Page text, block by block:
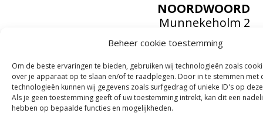
Beheer cookie toestemming
Om de beste ervaringen te bieden, gebruiken wij technologieën zoals
over je apparaat op te slaan en/of te raadplegen. Door in te stemmen met
technologieën kunnen wij gegevens zoals surfgedrag of unieke ID's op
Als je geen toestemming geeft of uw toestemming intrekt, kan dit een
hebben op bepaalde functies en mogelijkheden.
NOORDWOORD
Munnekeholm 2
9711 JA Groningen
Zoeken
Over ons
ANBI
Doneren